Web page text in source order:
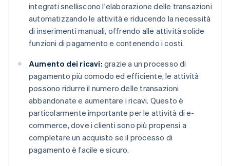
integrati snelliscono l'elaborazione delle transazioni
automatizzando le attività e riducendo la necessità
di inserimenti manuali, offrendo alle attività solide
funzioni di pagamento e contenendo i costi.
Aumento dei ricavi: grazie a un processo di
pagamento più comodo ed efficiente, le attività
possono ridurre il numero delle transazioni
abbandonate e aumentare i ricavi. Questo è
particolarmente importante per le attività di e-
commerce, dove i clienti sono più propensi a
completare un acquisto se il processo di
pagamento è facile e sicuro.